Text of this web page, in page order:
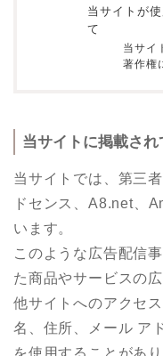
当サイトが
て
当サイ
著作権
当サイトに掲載さ
当サイトでは、第三
ドセンス、A8.net、
います。
このような広告配信
た商品やサービスの
他サイトへのアクセ
名、住所、メール ア
を使用することがあり